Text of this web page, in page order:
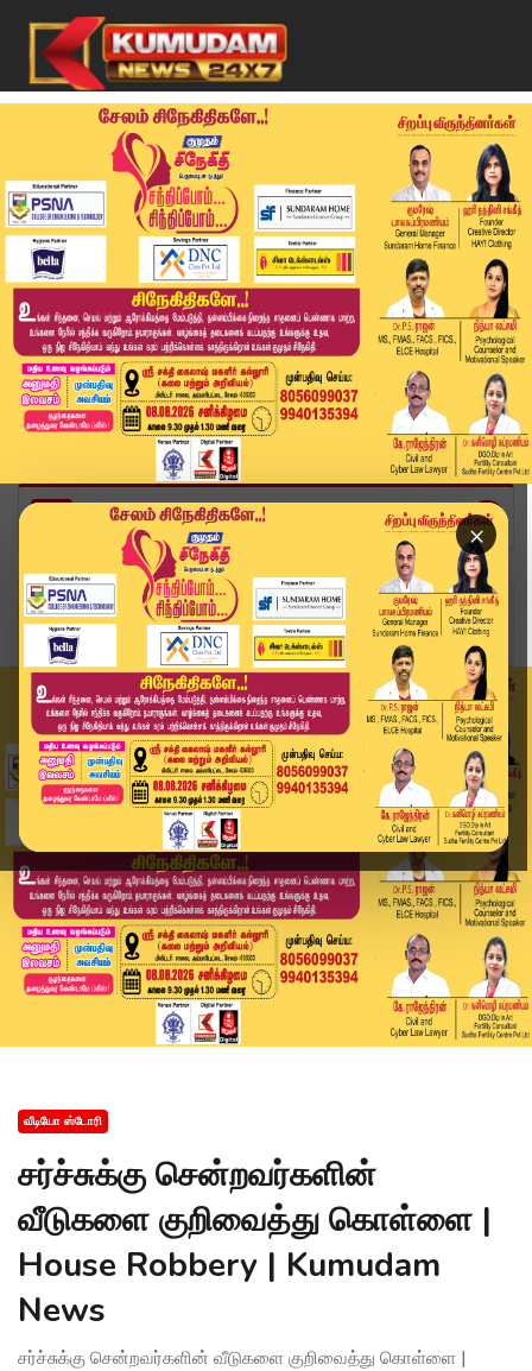
×
Home
வீடியோ ஸ்டோரி
சர்ச்சுக்கு சென்றவர்களின் வீடுகளை குறிவைத்து கொ...
வீடியோ ஸ்டோரி
சர்ச்சுக்கு சென்றவர்களின்
வீடுகளை குறிவைத்து கொள்ளை |
House Robbery | Kumudam
News
சர்ச்சுக்கு சென்றவர்களின் வீடுகளை குறிவைத்து கொள்ளை |